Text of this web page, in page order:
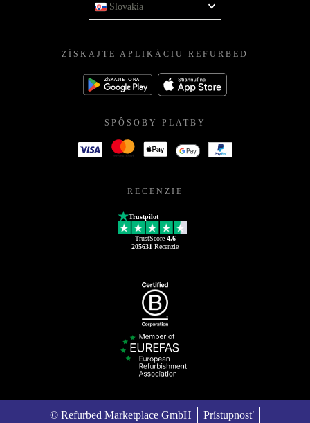
Slovakia
ZÍSKAJTE APLIKÁCIU REFURBED
SPÔSOBY PLATBY
RECENZIE
Trustpilot
TrustScore 4.6
205631 Recenzie
© Refurbed Marketplace GmbH Prístupnosť